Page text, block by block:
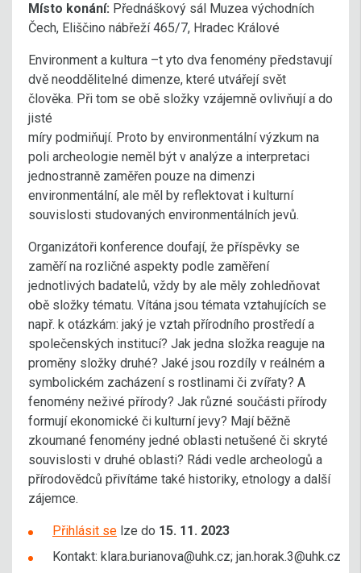
Místo konání: Přednáškový sál Muzea východních
Čech, Eliščino nábřeží 465/7, Hradec Králové
Environment a kultura –t yto dva fenomény představují
dvě neoddělitelné dimenze, které utvářejí svět
člověka. Při tom se obě složky vzájemně ovlivňují a do
jisté
míry podmiňují. Proto by environmentální výzkum na
poli archeologie neměl být v analýze a interpretaci
jednostranně zaměřen pouze na dimenzi
environmentální, ale měl by reflektovat i kulturní
souvislosti studovaných environmentálních jevů.
Organizátoři konference doufají, že příspěvky se
zaměří na rozličné aspekty podle zaměření
jednotlivých badatelů, vždy by ale měly zohledňovat
obě složky tématu. Vítána jsou témata vztahujících se
např. k otázkám: jaký je vztah přírodního prostředí a
společenských institucí? Jak jedna složka reaguje na
proměny složky druhé? Jaké jsou rozdíly v reálném a
symbolickém zacházení s rostlinami či zvířaty? A
fenomény neživé přírody? Jak různé součásti přírody
formují ekonomické či kulturní jevy? Mají běžně
zkoumané fenomény jedné oblasti netušené či skryté
souvislosti v druhé oblasti? Rádi vedle archeologů a
přírodovědců přivítáme také historiky, etnology a další
zájemce.
Přihlásit se lze do 15. 11. 2023
Kontakt: klara.burianova@uhk.cz; jan.horak.3@uhk.cz